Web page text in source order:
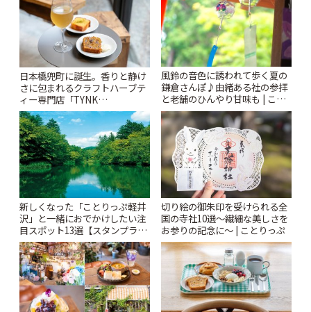
日本橋兜町に誕生。香りと静け
さに包まれるクラフトハーブテ
ィー専門店「TYNK
Kabutocho」 | ことりっぷ
風鈴の音色に誘われて歩く夏の
鎌倉さんぽ♪由緒ある社の参拝
と老舗のひんやり甘味も | こと
りっぷ
新しくなった「ことりっぷ軽井
沢」と一緒におでかけしたい注
目スポット13選【スタンプラリ
ー開催中】 | ことりっぷ
切り絵の御朱印を受けられる全
国の寺社10選〜繊細な美しさを
お参りの記念に〜 | ことりっぷ